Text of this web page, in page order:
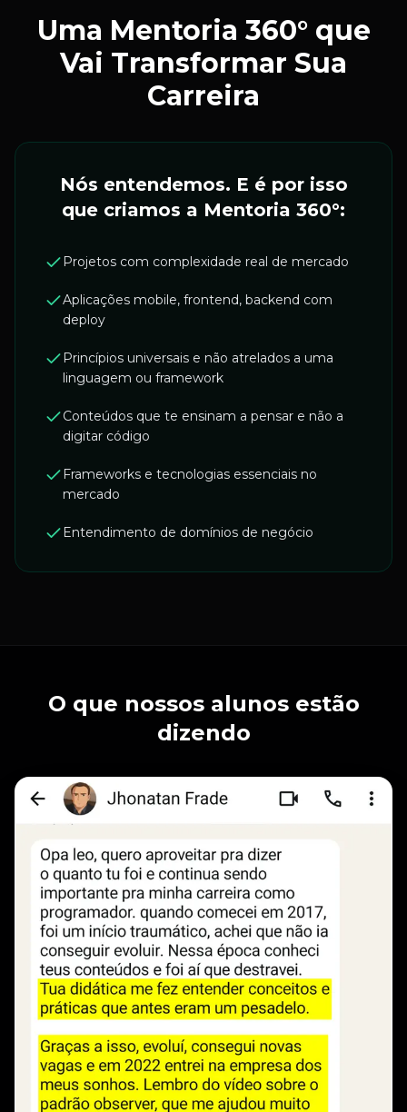
Uma Mentoria 360° que
Vai Transformar Sua
Carreira
Nós entendemos. E é por isso
que criamos a Mentoria 360°:
Projetos com complexidade real de mercado
Aplicações mobile, frontend, backend com
deploy
Princípios universais e não atrelados a uma
linguagem ou framework
Conteúdos que te ensinam a pensar e não a
digitar código
Frameworks e tecnologias essenciais no
mercado
Entendimento de domínios de negócio
O que nossos alunos estão
dizendo